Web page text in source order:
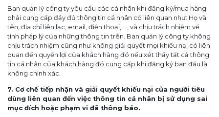
Ban quản lý công ty yêu cầu các cá nhân khi đăng ký/mua hàng
phải cung cấp đầy đủ thông tin cá nhân có liên quan như: Họ và
tên, địa chỉ liên lạc, email, điện thoại,…., và chịu trách nhiệm về
tính pháp lý của những thông tin trên. Ban quản lý công ty không
chịu trách nhiệm cũng như không giải quyết mọi khiếu nại có liên
quan đến quyền lợi của khách hàng đó nếu xét thấy tất cả thông
tin cá nhân của khách hàng đó cung cấp khi đăng ký ban đầu là
không chính xác.
7. Cơ chế tiếp nhận và giải quyết khiếu nại của người tiêu
dùng liên quan đến việc thông tin cá nhân bị sử dụng sai
mục đích hoặc phạm vi đã thông báo.